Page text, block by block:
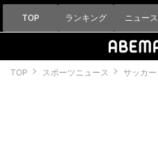
TOP ランキング ニュース
TOP スポーツニュース サッカー